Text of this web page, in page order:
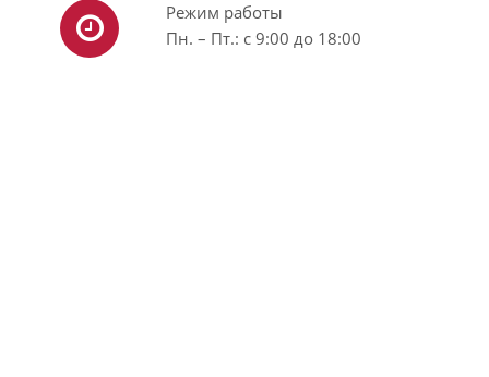
Режим работы
Пн. – Пт.: с 9:00 до 18:00